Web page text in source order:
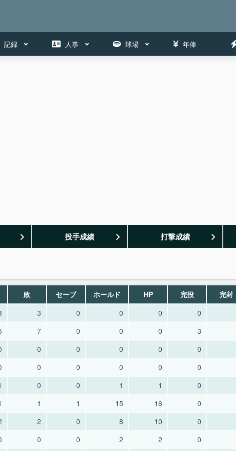
記録 人事 球場 年俸
投手成績 打撃成績
敗 セーブ ホールド HP 完投 完封
3 0 0 0 0
7 0 0 0 3
0 0 0 0 0
0 0 0 0 0
0 0 1 1 0
1 1 15 16 0
2 0 8 10 0
0 0 2 2 0